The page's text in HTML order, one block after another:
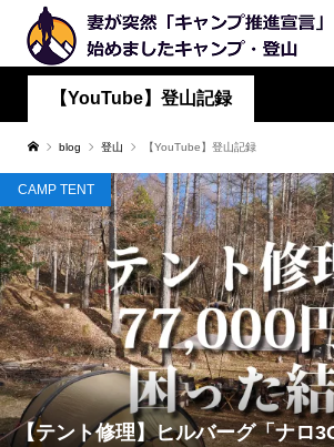
【YouTube】登山記録
blog 登山 【YouTube】登山記録
CAMP TENT
【テント修理】ヒルバーグ「ナロ